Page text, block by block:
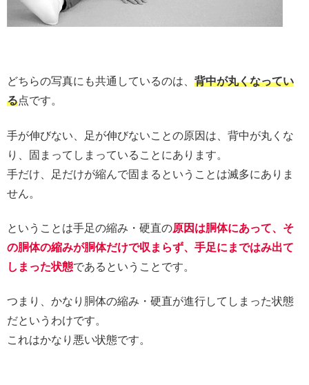
どちらの写真にも共通しているのは、 背中が丸くなってい
る点です。
手が伸びない、足が伸びないことの原因は、背中が丸くな
り、固まってしまっていることにあります。
手だけ、足だけが縮んで固まるということは滅多にありま
せん。
ということは手足の縮み・硬直の原因は胴体にあって、そ
の胴体の縮みが胴体だけで収まらず、手足にまではみ出て
しまった状態であるということです。
つまり、かなり胴体の縮み・硬直が進行してしまった状態
だというわけです。
これはかなり悪い状態です。